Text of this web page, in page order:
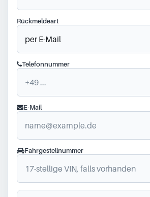
Rückmeldeart
Telefonnummer
E-Mail
Fahrgestellnummer